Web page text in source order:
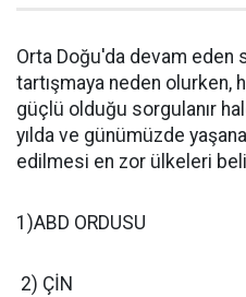
Orta Doğu'da devam eden
tartışmaya neden olurken,
güçlü olduğu sorgulanır
yılda ve günümüzde
edilmesi en zor ülkeleri
1)ABD ORDUSU
2) ÇİN